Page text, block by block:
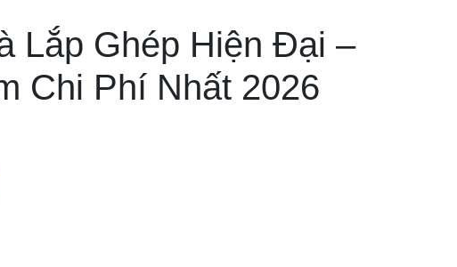
Lắp Ghép Hiện Đại –
Chi Phí Nhất 2026